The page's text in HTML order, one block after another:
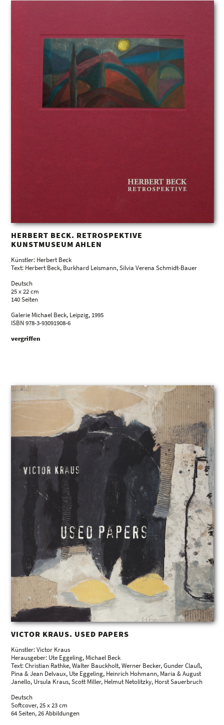
HERBERT BECK. RETROSPEKTIVE
KUNSTMUSEUM AHLEN
Künstler: Herbert Beck
Text: Herbert Beck, Burkhard Leismann, Silvia Verena Schmidt-Bauer
Deutsch
25 x 22 cm
140 Seiten
Galerie Michael Beck, Leipzig, 1995
ISBN 978-3-93091908-6
vergriffen
VICTOR KRAUS. USED PAPERS
Künstler: Victor Kraus
Herausgeber: Ute Eggeling, Michael Beck
Text: Christian Rathke, Walter Bauckholt, Werner Becker, Gunder Clauß,
Pina & Jean Delvaux, Ute Eggeling, Heinrich Hohmann, Maria & August
Janello, Ursula Kraus, Scott Miller, Helmut Netolitzky, Horst Sauerbruch
Deutsch
Softcover, 25 x 23 cm
64 Seiten, 26 Abbildungen